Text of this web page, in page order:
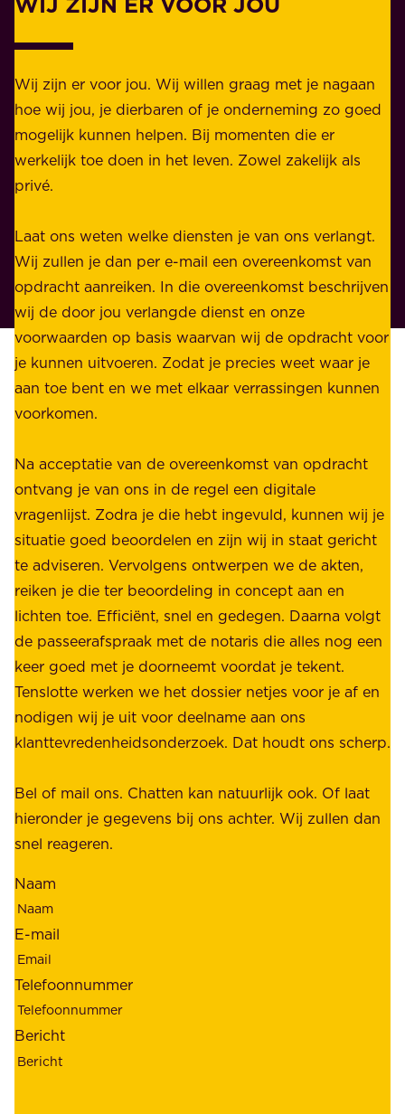
Z
k
e
l
i
j
k
n
p
r
i
v
é
.
i
j
b
i
e
d
e
n
r
u
s
t
b
e
t
o
u
w
b
a
a
r
h
i
h
e
i
d
d
e
w
i
j
d
r
a
g
n
v
o
o
r
o
n
z
e
s
t
a
e
h
o
Wij zijn er voor jou. Wij willen graag met je nagaan
hoe wij jou, je dierbaren of je onderneming zo goed
mogelijk kunnen helpen. Bij momenten die er
werkelijk toe doen in het leven. Zowel zakelijk als
privé.
Laat ons weten welke diensten je van ons verlangt.
Wij zullen je dan per e-mail een overeenkomst van
opdracht aanreiken. In die overeenkomst beschrijven
wij de door jou verlangde dienst en onze
voorwaarden op basis waarvan wij de opdracht voor
je kunnen uitvoeren. Zodat je precies weet waar je
aan toe bent en we met elkaar verrassingen kunnen
voorkomen.
Na acceptatie van de overeenkomst van opdracht
ontvang je van ons in de regel een digitale
vragenlijst. Zodra je die hebt ingevuld, kunnen wij je
situatie goed beoordelen en zijn wij in staat gericht
te adviseren. Vervolgens ontwerpen we de akten,
reiken je die ter beoordeling in concept aan en
lichten toe. Efficiënt, snel en gedegen. Daarna volgt
de passeerafspraak met de notaris die alles nog een
keer goed met je doorneemt voordat je tekent.
Tenslotte werken we het dossier netjes voor je af en
nodigen wij je uit voor deelname aan ons
klanttevredenheidsonderzoek. Dat houdt ons scherp.
Bel of mail ons. Chatten kan natuurlijk ook. Of laat
hieronder je gegevens bij ons achter. Wij zullen dan
snel reageren.
Naam
E-mail
Telefoonnummer
Bericht